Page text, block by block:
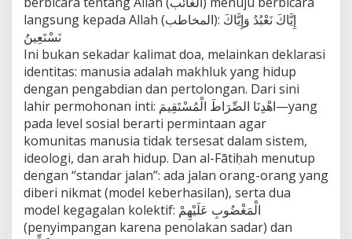
a
d
a
n
d
a
n
E
t
i
k
a
u
b
langsung kepada Allah (المخاطب): إِيَّاكَ نَعْبُدُ وَإِيَّاكَ
نَسْتَعِينُ
Ini bukan sekadar kalimat doa, melainkan deklarasi
identitas: manusia adalah makhluk yang hidup
dengan pengabdian dan pertolongan. Dari sini
lahir permohonan inti: اهْدِنَا الصِّرَاطَ الْمُسْتَقِيمَ—yang
pada level sosial berarti permintaan agar
komunitas manusia tidak tersesat dalam sistem,
ideologi, dan arah hidup. Dan al-Fātiḥah menutup
dengan “standar jalan”: ada jalan orang-orang yang
diberi nikmat (model keberhasilan), serta dua
model kegagalan kolektif: الْمَغْضُوبِ عَلَيْهِمْ
(penyimpangan karena penolakan sadar) dan